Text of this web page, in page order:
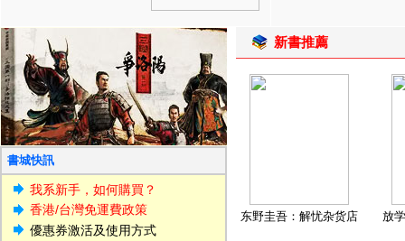
書城快訊
我系新手，如何購買？
香港/台灣免運費政策
優惠券激活及使用方式
新書推薦
东野圭吾：解忧杂货店 放